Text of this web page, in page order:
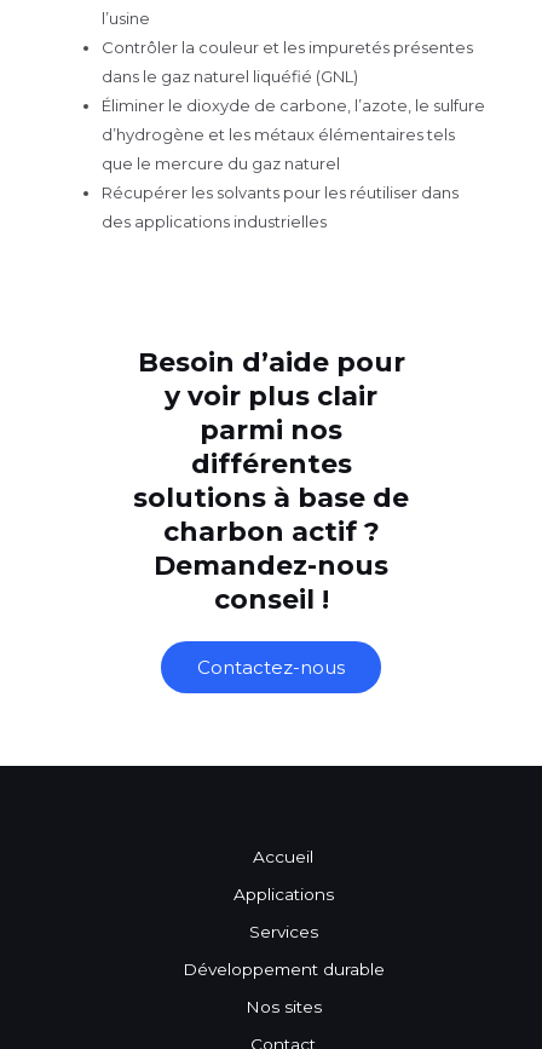
l’usine
Contrôler la couleur et les impuretés présentes
dans le gaz naturel liquéfié (GNL)
Éliminer le dioxyde de carbone, l’azote, le sulfure
d’hydrogène et les métaux élémentaires tels
que le mercure du gaz naturel
Récupérer les solvants pour les réutiliser dans
des applications industrielles
Besoin d’aide pour
y voir plus clair
parmi nos
différentes
solutions à base de
charbon actif ?
Demandez-nous
conseil !
Contactez-nous
Accueil
Applications
Services
Développement durable
Nos sites
Contact